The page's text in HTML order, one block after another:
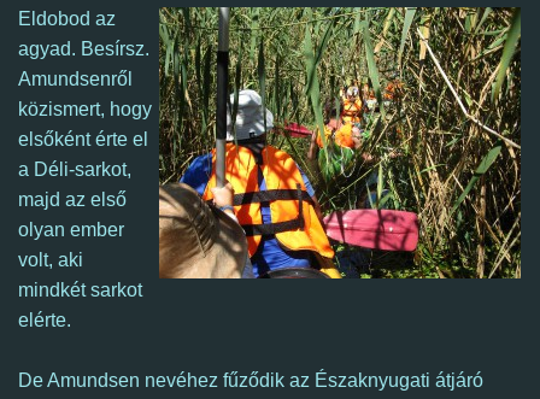
Eldobod az
agyad. Besírsz.
Amundsenről
közismert, hogy
elsőként érte el
a Déli-sarkot,
majd az első
olyan ember
volt, aki
mindkét sarkot
elérte.
De Amundsen nevéhez fűződik az Északnyugati átjáró